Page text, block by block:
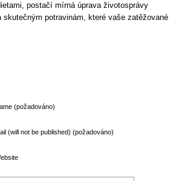
postačí mírná úprava životosprávy
potravinám, které vaše zatěžované
(požadováno)
(will not be published) (požadováno)